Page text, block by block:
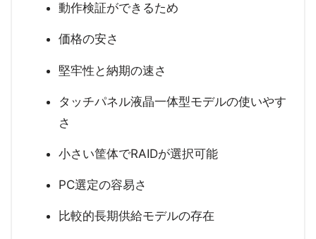
動作検証ができるため
価格の安さ
堅牢性と納期の速さ
タッチパネル液晶一体型モデルの使いやす
さ
小さい筐体でRAIDが選択可能
PC選定の容易さ
比較的長期供給モデルの存在